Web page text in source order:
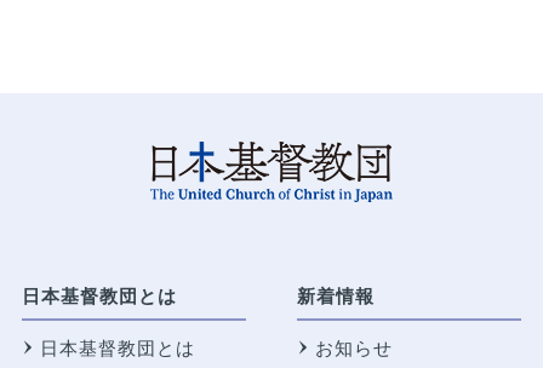
日本基督教団とは
日本基督教団とは
新着情報
お知らせ